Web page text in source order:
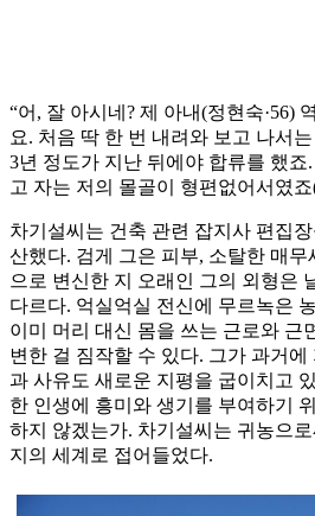
“어, 잘 아시네? 제 아내(정현숙·56)
요. 처음 딱 한 번 내려와 보고 나서
3년 정도가 지난 뒤에야 합류를 했죠
고 자는 저의 몰골이 형편없어서였죠
차기설씨는 건축 관련 잡지사 편집
산했다. 검게 그은 피부, 소탈한 매
으로 변신한 지 오래인 그의 외형은
다르다. 억실억실 전신에 무르녹은
이미 머리 대신 몸을 쓰는 근로와 근
변한 걸 짐작할 수 있다. 그가 과거
과 사유도 새로운 지평을 굽이치고
한 인생에 흥미와 생기를 부여하기
하지 않겠는가. 차기설씨는 귀농으
지의 세계로 접어들었다.